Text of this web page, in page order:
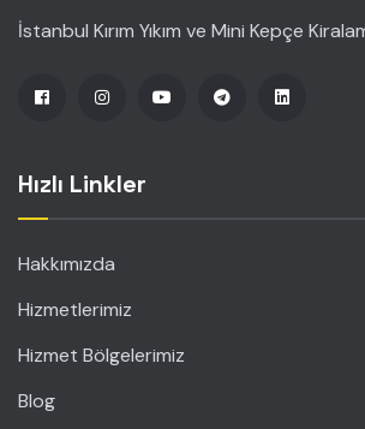
İstanbul Kırım Yıkım ve Mini Kepçe
Hızlı Linkler
Hakkımızda
Hizmetlerimiz
Hizmet Bölgelerimiz
Blog